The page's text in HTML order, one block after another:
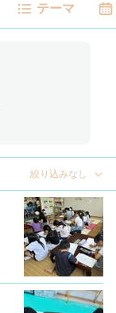
テーマ
絞り込みなし